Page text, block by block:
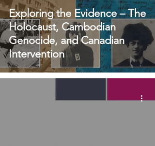
Exploring the Evidence – The
Holocaust, Cambodian
Genocide, and Canadian
Intervention